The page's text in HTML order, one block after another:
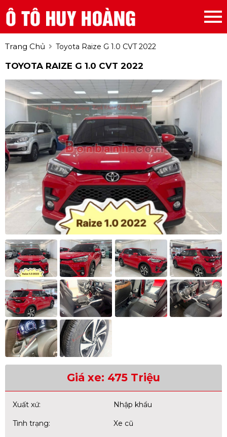
Trang Chủ Toyota Raize G 1.0 CVT 2022
TOYOTA RAIZE G 1.0 CVT 2022
Giá xe: 475 Triệu
Xuất xứ: Nhập khẩu
Tình trạng: Xe cũ